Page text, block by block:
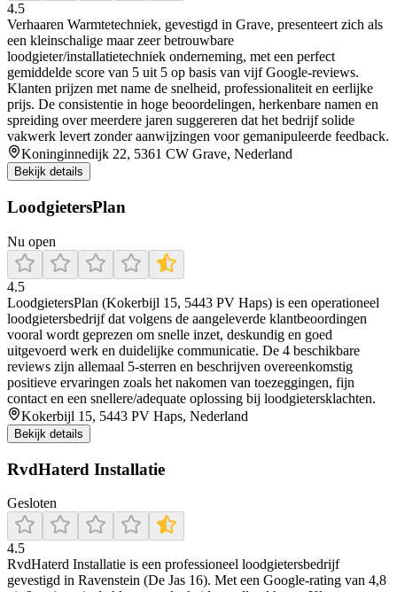
4.5
Verhaaren Warmtetechniek, gevestigd in Grave, presenteert zich als
een kleinschalige maar zeer betrouwbare
loodgieter/installatietechniek onderneming, met een perfect
gemiddelde score van 5 uit 5 op basis van vijf Google‑reviews.
Klanten prijzen met name de snelheid, professionaliteit en eerlijke
prijs. De consistentie in hoge beoordelingen, herkenbare namen en
spreiding over meerdere jaren suggereren dat het bedrijf solide
vakwerk levert zonder aanwijzingen voor gemanipuleerde feedback.
Koninginnedijk 22, 5361 CW Grave, Nederland
Bekijk details
LoodgietersPlan
Nu open
4.5
LoodgietersPlan (Kokerbijl 15, 5443 PV Haps) is een operationeel
loodgietersbedrijf dat volgens de aangeleverde klantbeoordingen
vooral wordt geprezen om snelle inzet, deskundig en goed
uitgevoerd werk en duidelijke communicatie. De 4 beschikbare
reviews zijn allemaal 5-sterren en beschrijven overeenkomstig
positieve ervaringen zoals het nakomen van toezeggingen, fijn
contact en een snellere/adequate oplossing bij loodgietersklachten.
Kokerbijl 15, 5443 PV Haps, Nederland
Bekijk details
RvdHaterd Installatie
Gesloten
4.5
RvdHaterd Installatie is een professioneel loodgietersbedrijf
gevestigd in Ravenstein (De Jas 16). Met een Google-rating van 4,8